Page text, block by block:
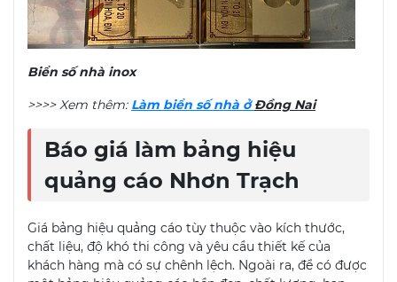
Biển số nhà inox
>>>> Xem thêm: Làm biển số nhà ởĐồng Nai
Báo giá làm bảng hiệu
quảng cáo Nhơn Trạch
Giá bảng hiệu quảng cáo tùy thuộc vào kích thước,
chất liệu, độ khó thi công và yêu cầu thiết kế của
khách hàng mà có sự chênh lệch. Ngoài ra, để có được